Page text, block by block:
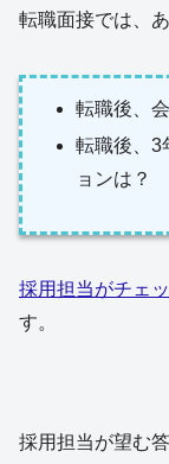
転職面接では、
転職後、
転職後、3
ョンは？
採用担当がチェ
す。
採用担当が望む